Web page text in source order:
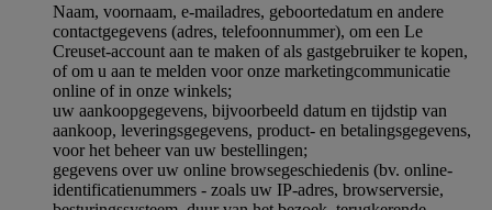
Naam, voornaam, e-mailadres, geboortedatum en andere
contactgegevens (adres, telefoonnummer), om een Le
Creuset-account aan te maken of als gastgebruiker te kopen,
of om u aan te melden voor onze marketingcommunicatie
online of in onze winkels;
uw aankoopgegevens, bijvoorbeeld datum en tijdstip van
aankoop, leveringsgegevens, product- en betalingsgegevens,
voor het beheer van uw bestellingen;
gegevens over uw online browsegeschiedenis (bv. online-
identificatienummers - zoals uw IP-adres, browserversie,